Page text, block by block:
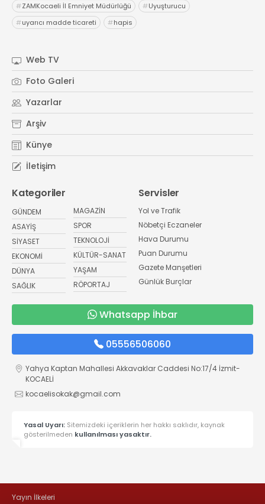
#ZAMKocaeli İl Emniyet Müdürlüğü #Uyuşturucu
#uyarıcı madde ticareti #hapis
Web TV
Foto Galeri
Yazarlar
Arşiv
Künye
İletişim
Kategoriler
GÜNDEM
ASAYİŞ
SİYASET
EKONOMİ
DÜNYA
SAĞLIK
MAGAZİN
SPOR
TEKNOLOJİ
KÜLTÜR-SANAT
YAŞAM
RÖPORTAJ
Servisler
Yol ve Trafik
Nöbetçi Eczaneler
Hava Durumu
Puan Durumu
Gazete Manşetleri
Günlük Burçlar
Whatsapp İhbar
05556506060
Yahya Kaptan Mahallesi Akkavaklar Caddesi No:17/4 İzmit-
KOCAELİ
kocaelisokak@gmail.com
Yasal Uyarı: Sitemizdeki içeriklerin her hakkı saklıdır, kaynak
gösterilmeden kullanılması yasaktır.
Yayın İlkeleri